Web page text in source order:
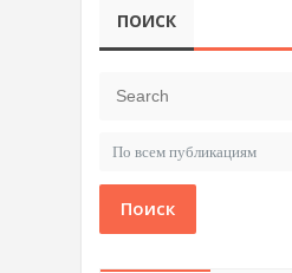
ПОИСК
Поиск